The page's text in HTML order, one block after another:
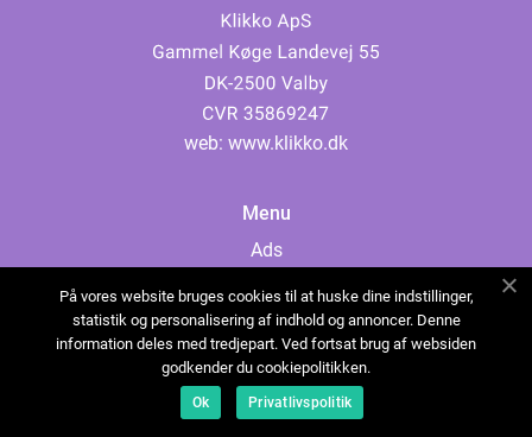
web: www.klikko.dk
Menu
Ads
Cookies
Contact
Sitemap
På vores website bruges cookies til at huske dine indstillinger,
statistik og personalisering af indhold og annoncer. Denne
information deles med tredjepart. Ved fortsat brug af websiden
godkender du cookiepolitikken.
Ok Privatlivspolitik